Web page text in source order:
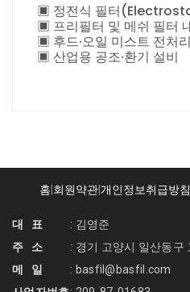
▣ 정전식 필터
▣ 프리필터 및 메쉬 필터
▣ 후드·오일 미스트 전처
▣ 산업용 공조·환기 설비
홈 회원약관| 개인정보취급방침
대 표
: 김영준
주 소
: 경기 고양시 일산동구
메 일
: basfil@basfil.com